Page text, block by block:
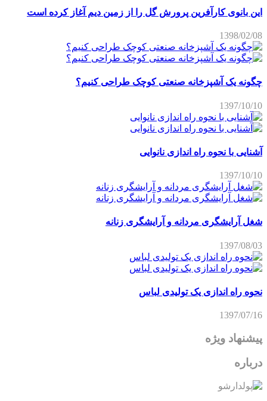
این بانوی کارآفرین پرورش گل را از زمین دیم آغاز کرده است
1398/02/08
چگونه یک آشپزخانه صنعتی کوچک طراحی کنیم؟
1397/10/10
آشنایی با نحوه راه اندازی نانوایی
1397/10/10
شغل آرایشگری مردانه و آرایشگری زنانه
1397/08/03
نحوه راه اندازی یک تولیدی لباس
1397/07/16
پیشنهاد ویژه
درباره